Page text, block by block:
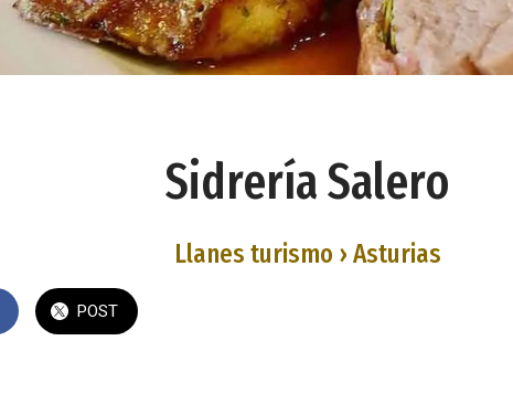
Sidrería Salero
Llanes turismo › Asturias
POST